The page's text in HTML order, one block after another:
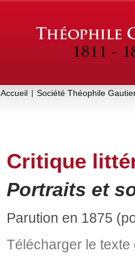
Accueil Société Théophile
Critique
Portraits et
Parution en 1875
Télécharger le